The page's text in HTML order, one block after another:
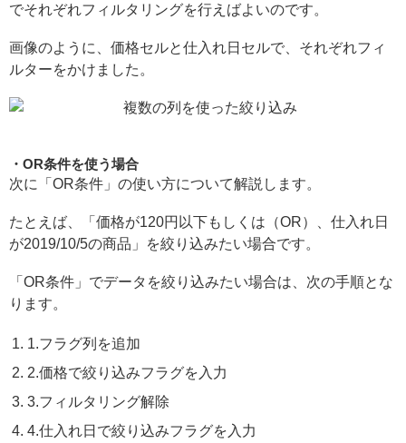
でそれぞれフィルタリングを行えばよいのです。
画像のように、価格セルと仕入れ日セルで、それぞれフィ
ルターをかけました。
OR条件を使う場合
次に「OR条件」の使い方について解説します。
たとえば、「価格が120円以下もしくは（OR）、仕入れ日
が2019/10/5の商品」を絞り込みたい場合です。
「OR条件」でデータを絞り込みたい場合は、次の手順とな
ります。
1.フラグ列を追加
2.価格で絞り込みフラグを入力
3.フィルタリング解除
4.仕入れ日で絞り込みフラグを入力